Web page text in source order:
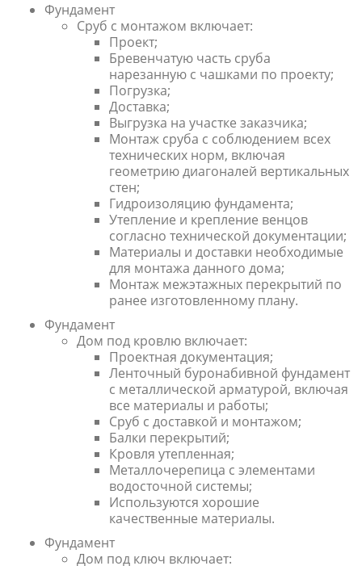
Фундамент
Сруб с монтажом включает:
Проект;
Бревенчатую часть сруба
нарезанную с чашками по проекту;
Погрузка;
Доставка;
Выгрузка на участке заказчика;
Монтаж сруба с соблюдением всех
технических норм, включая
геометрию диагоналей вертикальных
стен;
Гидроизоляцию фундамента;
Утепление и крепление венцов
согласно технической документации;
Материалы и доставки необходимые
для монтажа данного дома;
Монтаж межэтажных перекрытий по
ранее изготовленному плану.
Фундамент
Дом под кровлю включает:
Проектная документация;
Ленточный буронабивной фундамент
с металлической арматурой, включая
все материалы и работы;
Сруб с доставкой и монтажом;
Балки перекрытий;
Кровля утепленная;
Металлочерепица с элементами
водосточной системы;
Используются хорошие
качественные материалы.
Фундамент
Дом под ключ включает: